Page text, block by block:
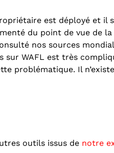
est déployé et il
du point de vue de
nos sources
WAFL est très
problématique. Il
outils issus de notre